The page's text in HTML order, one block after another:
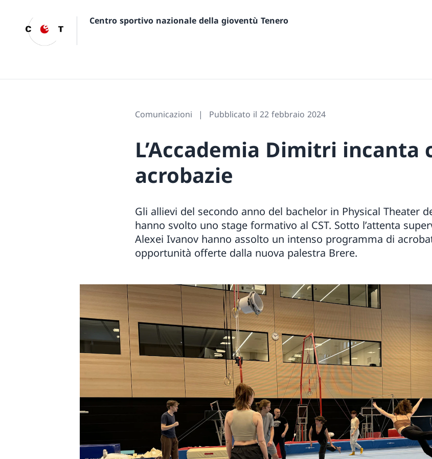
Centro sportivo nazionale della gioventù Tenero
Comunicazioni Pubblicato il 22 febbraio 2024
L’Accademia Dimitri incanta
acrobazie
Gli allievi del secondo anno del bachelor in Physical Theater
hanno svolto uno stage formativo al CST. Sotto l’attenta
Alexei Ivanov hanno assolto un intenso programma di
opportunità offerte dalla nuova palestra Brere.